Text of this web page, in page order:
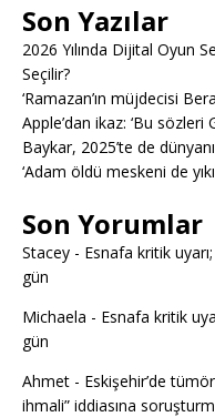
Son Yazılar
2026 Yılında Dijital Oyun
Seçilir?
‘Ramazan’ın müjdecisi
Apple’dan ikaz: ‘Bu sözleri
Baykar, 2025’te de
‘Adam öldü meskeni de
Son Yorumlar
Stacey - Esnafa kritik
gün
Michaela - Esnafa kritik
gün
Ahmet - Eskişehir’de
ihmali” iddiasına